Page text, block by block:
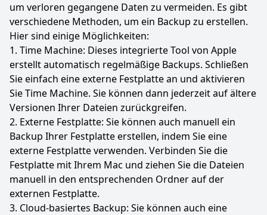
um verloren gegangene Daten zu vermeiden. Es gibt
verschiedene Methoden, um ein Backup zu erstellen.
Hier sind einige Möglichkeiten:
1. Time Machine: Dieses integrierte Tool von Apple
erstellt automatisch regelmäßige Backups. Schließen
Sie einfach eine externe Festplatte an und aktivieren
Sie Time Machine. Sie können dann jederzeit auf ältere
Versionen Ihrer Dateien zurückgreifen.
2. Externe Festplatte: Sie können auch manuell ein
Backup Ihrer Festplatte erstellen, indem Sie eine
externe Festplatte verwenden. Verbinden Sie die
Festplatte mit Ihrem Mac und ziehen Sie die Dateien
manuell in den entsprechenden Ordner auf der
externen Festplatte.
3. Cloud-basiertes Backup: Sie können auch eine